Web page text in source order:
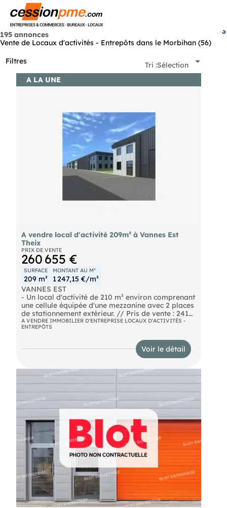
195 annonces
Vente de Locaux d'activités - Entrepôts dans le Morbihan (56)
Filtres
3
Tri :Sélection
A LA UNE
A vendre local d'activité 209m² à Vannes Est
Theix
PRIX DE VENTE
260 655 €
SURFACE
209 m²
MONTANT AU M²
1 247,15 €/m²
VANNES EST
- Un local d'activité de 210 m² environ comprenant
une cellule équipée d'une mezzanine avec 2 places
de stationnement extérieur. // Pris de vente : 241
500 € HT
- Honoraires agence en sus 19 155 € HT soit 22 986
#Arradon, #Arzon, #Baden, #Brandivy, #Colpo,
d'Arz, #La Trinité-Surzur, #Larmor-Baden, #Le
Hézo, #Le Tour-du-Parc, #Locmaria-Grand-
Champ, #Locqueltas, #Meucon, #Monterblanc,
#Plaudren, #Plescop, #Ploeren, #Plougoumelen,
#Saint-Armel, #Saint-Avé, #Saint-Gildas-de-
Rhuys, #Saint-Nolff, #Sarzeau, #Séné, #Sulniac,
#Surzur, #Theix-Noyalo, #Trédion, #Treffléan,
#Vannes
Honoraires inclus de 7.93% HT à la charge de
l'acquéreur. Prix hors honoraires 241 500 € HT.
DPE en cours. Les informations sur les risques
auxquels ce bien est exposé sont disponibles sur
le site Géorisques :
https://www.georisques.gouv.fr.
A VENDRE IMMOBILIER D'ENTREPRISE LOCAUX D'ACTIVITÉS -
ENTREPÔTS
Voir le détail